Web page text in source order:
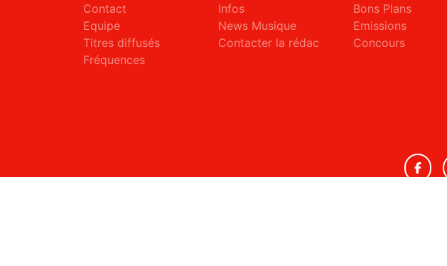
Contact
Equipe
Titres diffusés
Fréquences
Infos
News Musique
Contacter la rédac
Bons Plans
Emissions
Concours